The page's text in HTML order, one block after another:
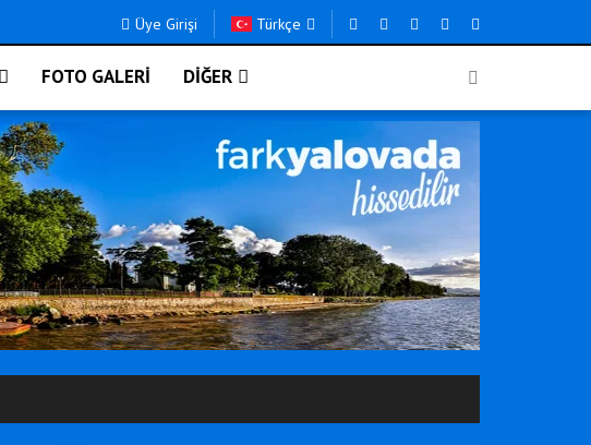
Üye Girişi Türkçe
FOTO GALERİ DİĞER